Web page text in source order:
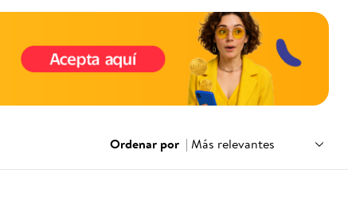
Ordenar por | Más relevantes